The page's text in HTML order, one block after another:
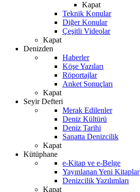
Kapat
Teknik Konular
Diğer Konular
Çeşitli Videolar
Kapat
Denizden
Haberler
Köşe Yazıları
Röportajlar
Anket Sonuçları
Kapat
Seyir Defteri
Merak Edilenler
Deniz Kültürü
Deniz Tarihi
Sanatta Denizcilik
Kapat
Kütüphane
e-Kitap ve e-Belge
Yayınlanan Yeni Kitaplar
Denizcilik Yazılımları
Kapat